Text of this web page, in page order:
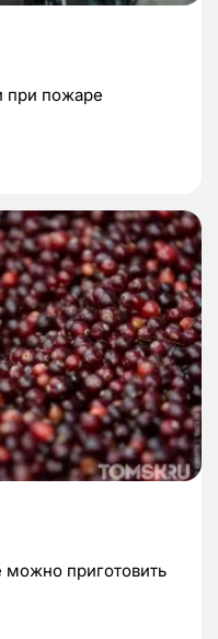
при пожаре
можно приготовить